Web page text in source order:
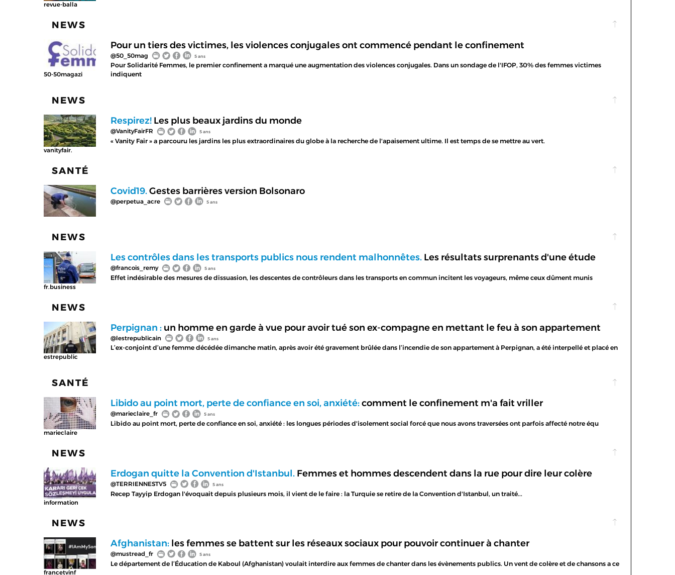
revue-balla
NEWS
50-50magazi
Pour un tiers des victimes, les violences conjugales ont commencé pendant le confinement
@50_50mag 5 ans
Pour Solidarité Femmes, le premier confinement a marqué une augmentation des violences conjugales. Dans un sondage de l'IFOP, 30% des femmes victimes
indiquent
NEWS
vanityfair.
Respirez! Les plus beaux jardins du monde
@VanityFairFR 5 ans
« Vanity Fair » a parcouru les jardins les plus extraordinaires du globe à la recherche de l'apaisement ultime. Il est temps de se mettre au vert.
SANTÉ
Covid19.Gestes barrières version Bolsonaro
@perpetua_acre 5 ans
NEWS
fr.business
Les contrôles dans les transports publics nous rendent malhonnêtes. Les résultats surprenants d'une étude
@francois_remy 5 ans
Effet indésirable des mesures de dissuasion, les descentes de contrôleurs dans les transports en commun incitent les voyageurs, même ceux dûment munis
NEWS
estrepublic
Perpignan : un homme en garde à vue pour avoir tué son ex-compagne en mettant le feu à son appartement
@lestrepublicain 5 ans
L’ex-conjoint d’une femme décédée dimanche matin, après avoir été gravement brûlée dans l’incendie de son appartement à Perpignan, a été interpellé et placé en
SANTÉ
marieclaire
Libido au point mort, perte de confiance en soi, anxiété:comment le confinement m'a fait vriller
@marieclaire_fr 5 ans
Libido au point mort, perte de confiance en soi, anxiété : les longues périodes d'isolement social forcé que nous avons traversées ont parfois affecté notre équ
NEWS
information
Erdogan quitte la Convention d'Istanbul. Femmes et hommes descendent dans la rue pour dire leur colère
@TERRIENNESTV5 5 ans
Recep Tayyip Erdogan l'évoquait depuis plusieurs mois, il vient de le faire : la Turquie se retire de la Convention d'Istanbul, un traité...
NEWS
francetvinf
Afghanistan: les femmes se battent sur les réseaux sociaux pour pouvoir continuer à chanter
@mustread_fr 5 ans
Le département de l’Éducation de Kaboul (Afghanistan) voulait interdire aux femmes de chanter dans les évènements publics. Un vent de colère et de chansons a ce